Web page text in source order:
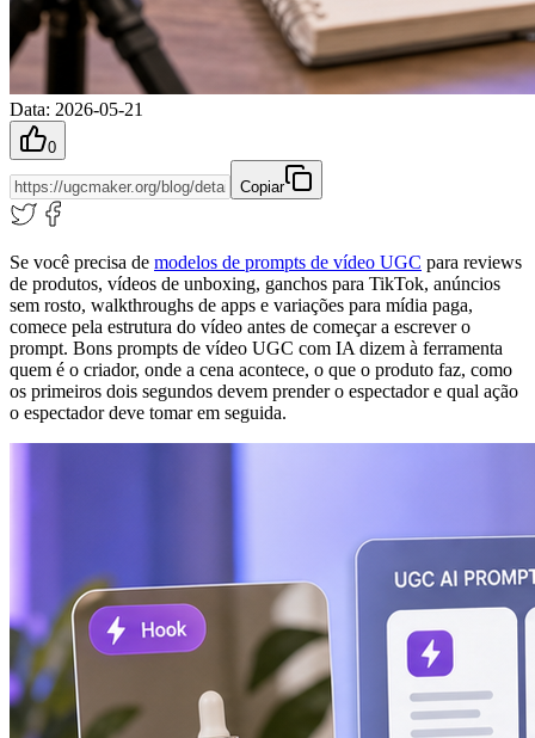
Data: 2026-05-21
0
Copiar
Se você precisa de modelos de prompts de vídeo UGC para reviews
de produtos, vídeos de unboxing, ganchos para TikTok, anúncios
sem rosto, walkthroughs de apps e variações para mídia paga,
comece pela estrutura do vídeo antes de começar a escrever o
prompt. Bons prompts de vídeo UGC com IA dizem à ferramenta
quem é o criador, onde a cena acontece, o que o produto faz, como
os primeiros dois segundos devem prender o espectador e qual ação
o espectador deve tomar em seguida.